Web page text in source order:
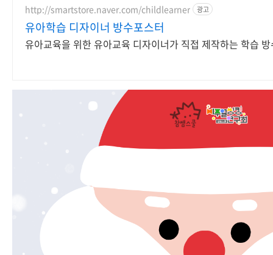
http://smartstore.naver.com/childlearner 광고
유아학습 디자이너 방수포스터
유아교육을 위한 유아교육 디자이너가 직접 제작하는 학습